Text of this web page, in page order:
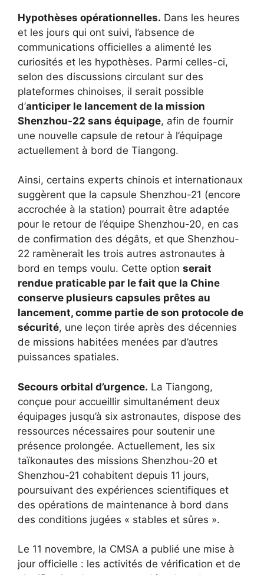
Hypothèses opérationnelles. Dans les heures
et les jours qui ont suivi, l’absence de
communications officielles a alimenté les
curiosités et les hypothèses. Parmi celles-ci,
selon des discussions circulant sur des
plateformes chinoises, il serait possible
d’anticiper le lancement de la mission
Shenzhou-22 sans équipage, afin de fournir
une nouvelle capsule de retour à l’équipage
actuellement à bord de Tiangong.
Ainsi, certains experts chinois et internationaux
suggèrent que la capsule Shenzhou-21 (encore
accrochée à la station) pourrait être adaptée
pour le retour de l’équipe Shenzhou-20, en cas
de confirmation des dégâts, et que Shenzhou-
22 ramènerait les trois autres astronautes à
bord en temps voulu. Cette option serait
rendue praticable par le fait que la Chine
conserve plusieurs capsules prêtes au
lancement, comme partie de son protocole de
sécurité, une leçon tirée après des décennies
de missions habitées menées par d’autres
puissances spatiales.
Secours orbital d’urgence. La Tiangong,
conçue pour accueillir simultanément deux
équipages jusqu’à six astronautes, dispose des
ressources nécessaires pour soutenir une
présence prolongée. Actuellement, les six
taïkonautes des missions Shenzhou-20 et
Shenzhou-21 cohabitent depuis 11 jours,
poursuivant des expériences scientifiques et
des opérations de maintenance à bord dans
des conditions jugées « stables et sûres ».
Le 11 novembre, la CMSA a publié une mise à
jour officielle : les activités de vérification et de